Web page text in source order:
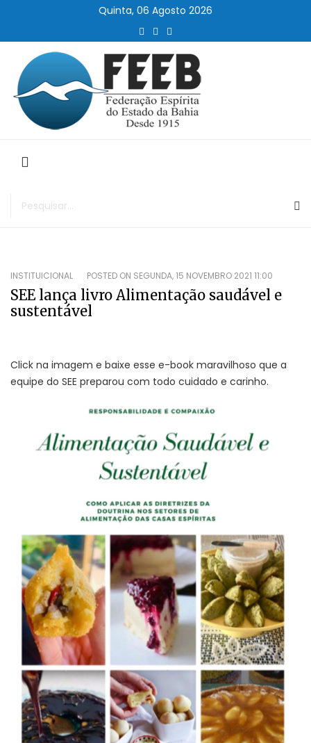
Quinta, 06 Agosto 2026
INSTITUICIONAL POSTED ON SEGUNDA, 15 NOVEMBRO 2021 11:00
SEE lança livro Alimentação saudável e
sustentável
Click na imagem e baixe esse e-book maravilhoso que a
equipe do SEE preparou com todo cuidado e carinho.